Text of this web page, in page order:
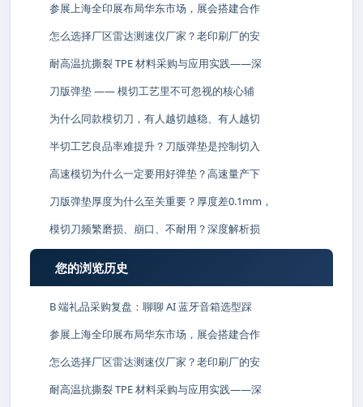
参展上海全印展布局华东市场，展会搭建合作
怎么选择厂区雷达测速仪厂家？老印刷厂的安
耐高温抗撕裂 TPE 材料采购与应用实践——深
刀版弹垫 —— 模切工艺里不可忽视的核心辅
为什么同款模切刀，有人越切越稳、有人越切
半切工艺良品率难提升？刀版弹垫是控制切入
高速模切为什么一定要用好弹垫？高速量产下
刀版弹垫厚度为什么至关重要？厚度差0.1mm，
模切刀频繁磨损、崩口、不耐用？深度解析损
您的浏览历史
B 端礼品采购复盘：聊聊 AI 蓝牙音箱选型踩
参展上海全印展布局华东市场，展会搭建合作
怎么选择厂区雷达测速仪厂家？老印刷厂的安
耐高温抗撕裂 TPE 材料采购与应用实践——深